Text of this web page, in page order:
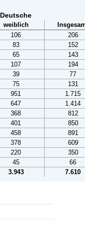
Deutsche
weiblich
106
206
83
152
65
143
107
194
39
77
75
131
951
1.715
647
1.414
368
812
401
850
458
891
378
609
220
350
45
66
3.943 7.610